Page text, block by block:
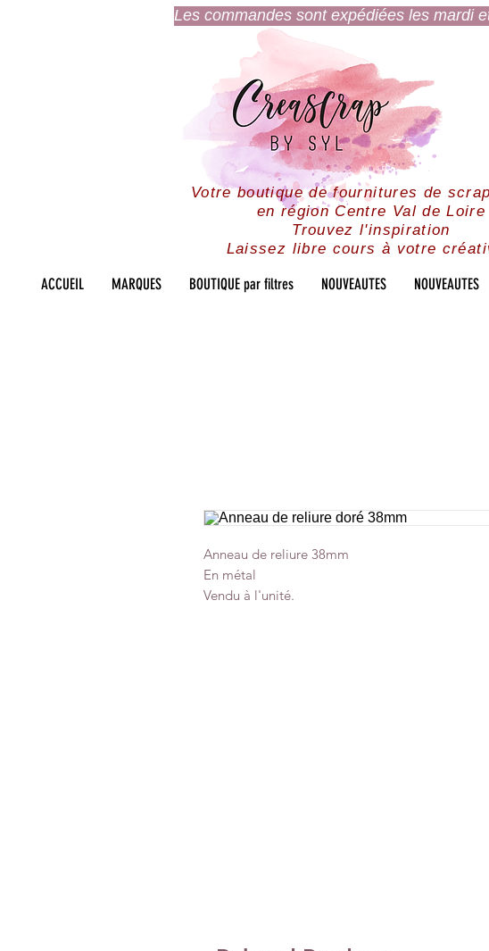
Les commandes sont expédiées les mardi
Votre boutique de fournitures de
en région Centre Val de Loire
Trouvez l'inspiration
Laissez libre cours à votre
ACCUEIL MARQUES BOUTIQUE par filtres NOUVEAUTES NOUVEAUTES
Anneau de reliure 38mm
En métal
Vendu à l'unité.